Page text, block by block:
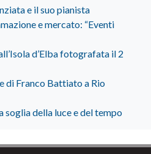
e il suo pianista
e mercato: “Eventi
d’Elba fotografata il 2
di Franco Battiato a Rio
soglia della luce e del tempo